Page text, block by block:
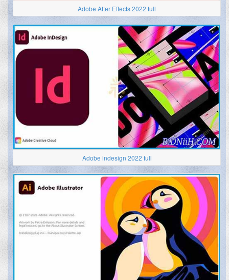
Adobe After Effects 2022 full
Adobe indesign 2022 full